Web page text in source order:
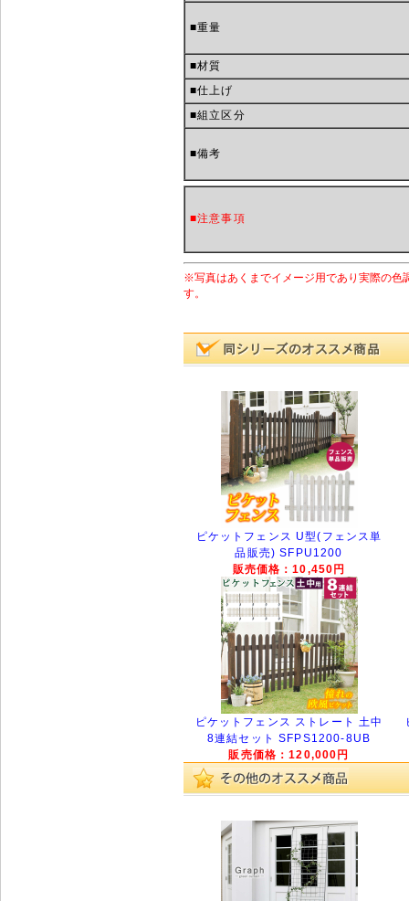
■重量
■材質
■仕上げ
■組立区分
■備考
■注意事項
※写真はあくまでイメージ用であり実際の色
す。
ピケットフェンス U型(フェンス単
品販売) SFPU1200
販売価格：10,450円
ピケットフェンス ストレート 土中
8連結セット SFPS1200-8UB
販売価格：120,000円